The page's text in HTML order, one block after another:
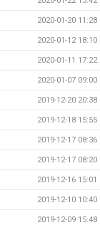
2020-01-20 11:28
2020-01-12 18:10
2020-01-11 17:22
2020-01-07 09:00
2019-12-20 20:38
2019-12-18 15:55
2019-12-17 08:36
2019-12-17 08:20
2019-12-16 15:01
2019-12-10 10:40
2019-12-09 15:48